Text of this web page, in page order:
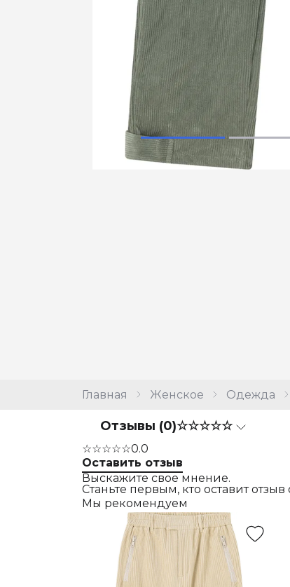
Главная Женское Одежда
Отзывы (0)☆☆☆☆☆
☆☆☆☆☆0.0
Оставить отзыв
Выскажите свое мнение.
Станьте первым, кто оставит отзыв
Мы рекомендуем